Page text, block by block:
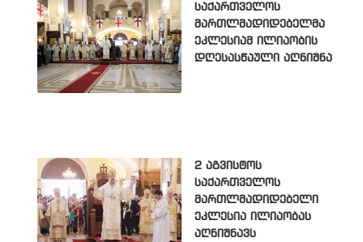
საქართველოს
მართლმადიდებელმა
ეკლესიამ ილიაობის
დღესასწაული აღნიშნა
2 აგვისტოს
საქართველოს
მართლმადიდებელი
ეკლესია ილიაობას
აღნიშნავს